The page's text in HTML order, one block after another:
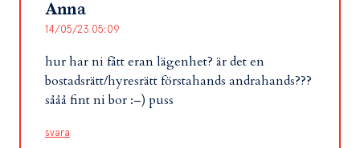
Anna
14/05/23 05:09
hur har ni fått eran lägenhet? är det en
bostadsrätt/hyresrätt förstahands andrahands???
sååå fint ni bor :–) puss
svara